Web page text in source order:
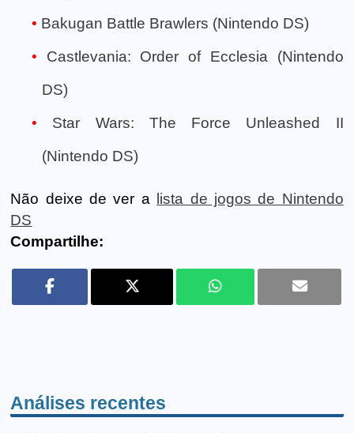
Bakugan Battle Brawlers (Nintendo DS)
Castlevania: Order of Ecclesia (Nintendo
DS)
Star Wars: The Force Unleashed II
(Nintendo DS)
Não deixe de ver a
lista de jogos de Nintendo
DS
Compartilhe:
Análises recentes